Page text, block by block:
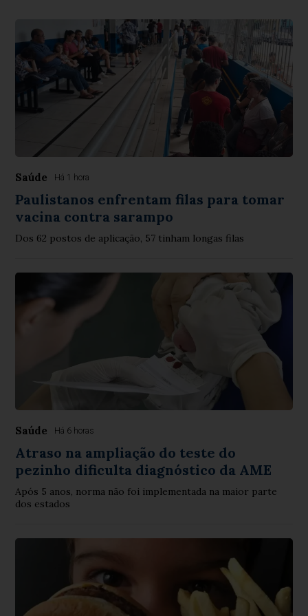
Saúde Há 1 hora
Paulistanos enfrentam filas para tomar
vacina contra sarampo
Dos 62 postos de aplicação, 57 tinham longas filas
Saúde Há 6 horas
Atraso na ampliação do teste do
pezinho dificulta diagnóstico da AME
Após 5 anos, norma não foi implementada na maior parte
dos estados